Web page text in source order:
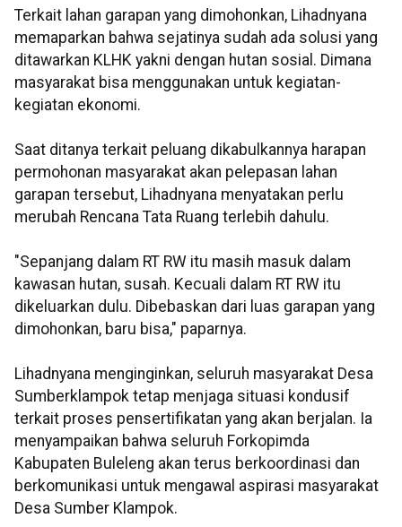
Terkait lahan garapan yang dimohonkan, Lihadnyana
memaparkan bahwa sejatinya sudah ada solusi yang
ditawarkan KLHK yakni dengan hutan sosial. Dimana
masyarakat bisa menggunakan untuk kegiatan-
kegiatan ekonomi.
Saat ditanya terkait peluang dikabulkannya harapan
permohonan masyarakat akan pelepasan lahan
garapan tersebut, Lihadnyana menyatakan perlu
merubah Rencana Tata Ruang terlebih dahulu.
"Sepanjang dalam RT RW itu masih masuk dalam
kawasan hutan, susah. Kecuali dalam RT RW itu
dikeluarkan dulu. Dibebaskan dari luas garapan yang
dimohonkan, baru bisa," paparnya.
Lihadnyana menginginkan, seluruh masyarakat Desa
Sumberklampok tetap menjaga situasi kondusif
terkait proses pensertifikatan yang akan berjalan. Ia
menyampaikan bahwa seluruh Forkopimda
Kabupaten Buleleng akan terus berkoordinasi dan
berkomunikasi untuk mengawal aspirasi masyarakat
Desa Sumber Klampok.